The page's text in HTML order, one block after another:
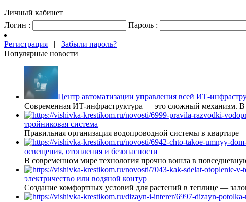
Личный кабинет
Логин :
Пароль :
Регистрация | Забыли пароль?
Популярные новости
Центр автоматизации управления всей ИТ-
Современная ИТ-инфраструктура — это сложный механизм. В
тройниковая система
Правильная организация водопроводной системы в квартире
освещения, отопления и безопасности
В современном мире технология прочно вошла в
электричество или водяной контур
Создание комфортных условий для растений в теплице —